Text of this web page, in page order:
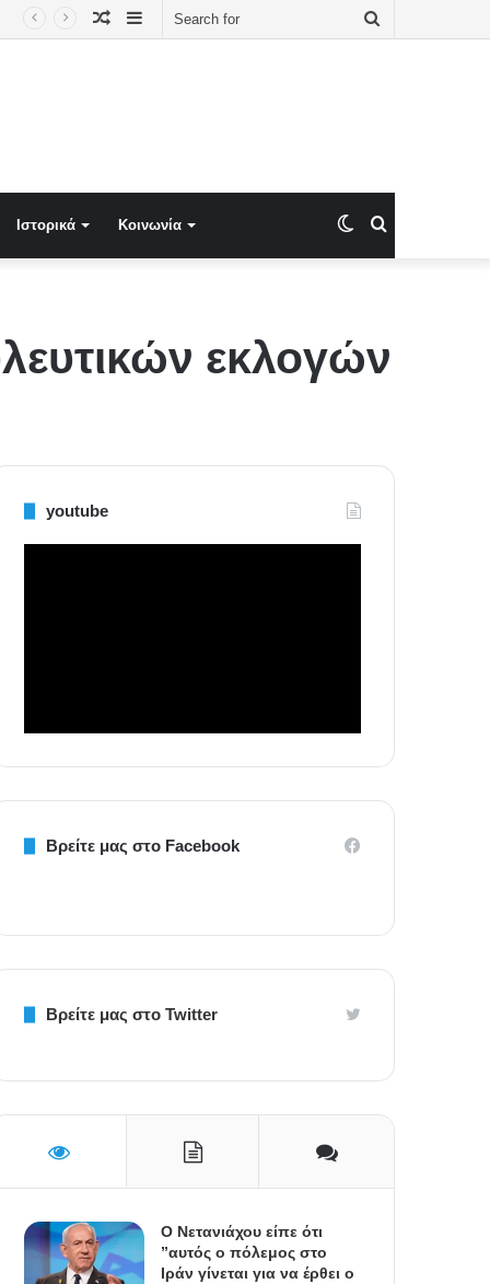
Sidebar
Random
Ιστορικά Κοινωνία Switch
εκλογών
youtube
Βρείτε μας στο Facebook
Βρείτε μας στο Twitter
Ο Νετανιάχου είπε ότι
”αυτός ο πόλεμος στο
Ιράν γίνεται για να έρθει ο